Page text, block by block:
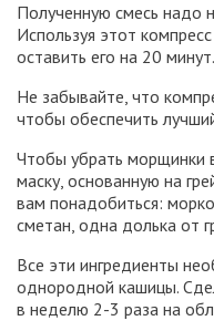
Полученную смесь надо
Используя этот
оставить его на 20 минут.
Не забывайте, что
чтобы обеспечить
Чтобы убрать морщинки
маску, основанную на
вам понадобиться:
сметан, одна долька от
Все эти ингредиенты
однородной кашицы.
в неделю 2-3 раза на